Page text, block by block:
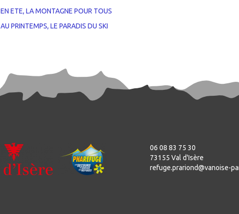
EN ETE, LA MONTAGNE POUR TOUS
AU PRINTEMPS, LE PARADIS DU SKI
06 08 83 75 30
73155 Val d'Isère
refuge.prariond@vanoise-